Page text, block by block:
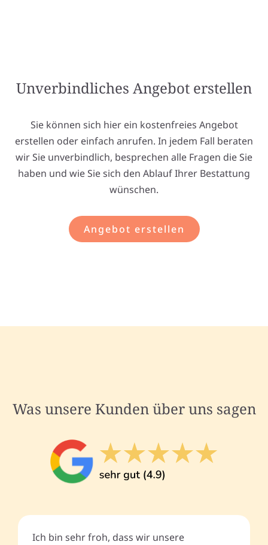
Unverbindliches Angebot erstellen
Sie können sich hier ein kostenfreies Angebot
erstellen oder einfach anrufen. In jedem Fall beraten
wir Sie unverbindlich, besprechen alle Fragen die Sie
haben und wie Sie sich den Ablauf Ihrer Bestattung
wünschen.
Angebot erstellen
Was unsere Kunden über uns sagen
Ich bin sehr froh, dass wir unsere